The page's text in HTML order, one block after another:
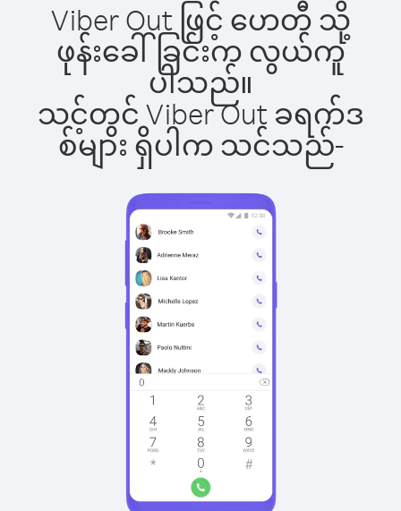
Viber Out ဖြင့် ဟေတီ သို့
ဖုန်းခေါ်ခြင်းက လွယ်ကူ
ပါသည်။
သင့်တွင် Viber Out ခရက်ဒ
စ်များ ရှိပါက သင်သည်-